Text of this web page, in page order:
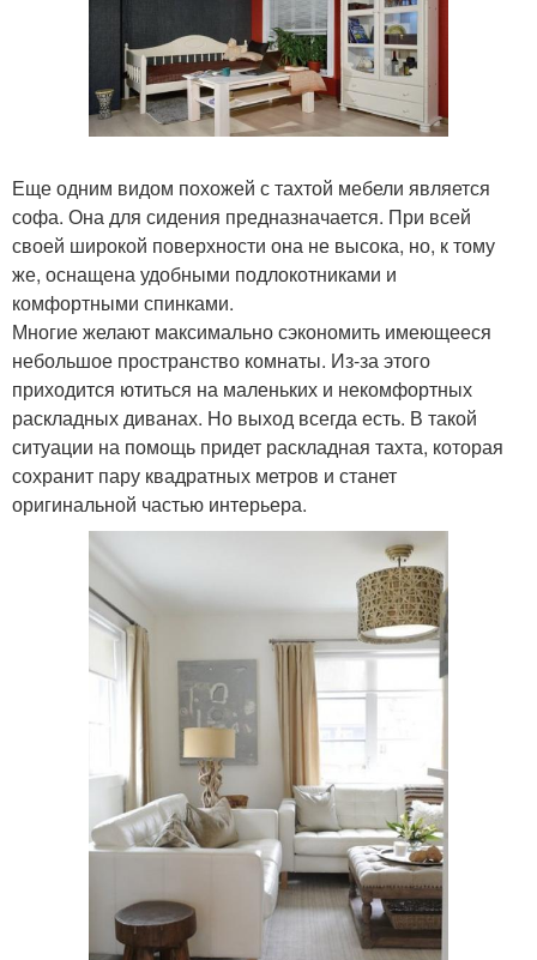
Еще одним видом похожей с тахтой мебели является
софа. Она для сидения предназначается. При всей
своей широкой поверхности она не высока, но, к тому
же, оснащена удобными подлокотниками и
комфортными спинками.
Многие желают максимально сэкономить имеющееся
небольшое пространство комнаты. Из-за этого
приходится ютиться на маленьких и некомфортных
раскладных диванах. Но выход всегда есть. В такой
ситуации на помощь придет раскладная тахта, которая
сохранит пару квадратных метров и станет
оригинальной частью интерьера.